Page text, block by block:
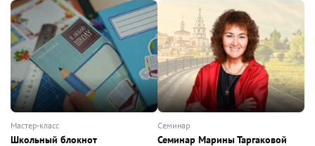
мастер-класс
Школьный блокнот
семинар
Семинар Марины Таргаковой